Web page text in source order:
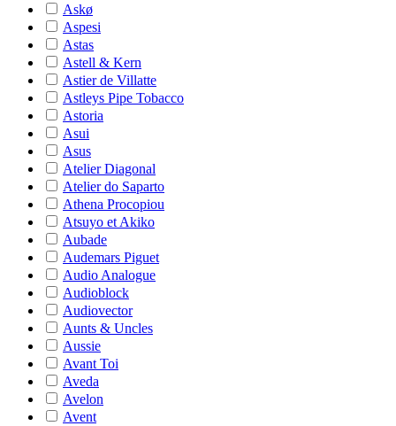
Askø
Aspesi
Astas
Astell & Kern
Astier de Villatte
Astleys Pipe Tobacco
Astoria
Asui
Asus
Atelier Diagonal
Atelier do Saparto
Athena Procopiou
Atsuyo et Akiko
Aubade
Audemars Piguet
Audio Analogue
Audioblock
Audiovector
Aunts & Uncles
Aussie
Avant Toi
Aveda
Avelon
Avent